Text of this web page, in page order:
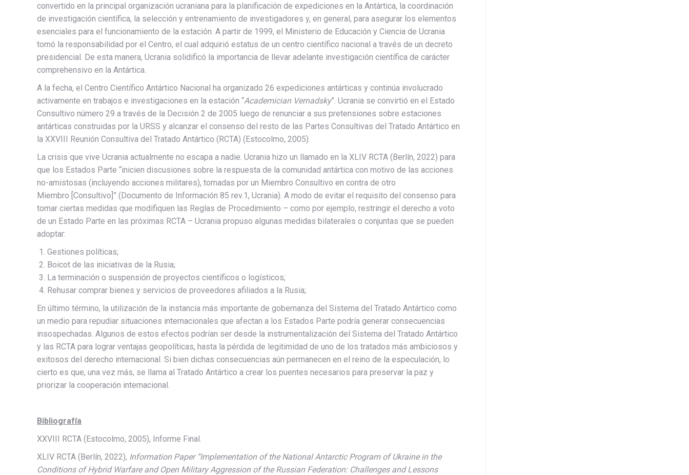
convertido en la principal organización ucraniana para la planificación de expediciones en la Antártica, la coordinación
de investigación científica, la selección y entrenamiento de investigadores y, en general, para asegurar los elementos
esenciales para el funcionamiento de la estación. A partir de 1999, el Ministerio de Educación y Ciencia de Ucrania
tomó la responsabilidad por el Centro, el cual adquirió estatus de un centro científico nacional a través de un decreto
presidencial. De esta manera, Ucrania solidificó la importancia de llevar adelante investigación científica de carácter
comprehensivo en la Antártica.
A la fecha, el Centro Científico Antártico Nacional ha organizado 26 expediciones antárticas y continúa involucrado
activamente en trabajos e investigaciones en la estación “Academician Vernadsky”. Ucrania se convirtió en el Estado
Consultivo número 29 a través de la Decisión 2 de 2005 luego de renunciar a sus pretensiones sobre estaciones
antárticas construidas por la URSS y alcanzar el consenso del resto de las Partes Consultivas del Tratado Antártico en
la XXVIII Reunión Consultiva del Tratado Antártico (RCTA) (Estocolmo, 2005).
La crisis que vive Ucrania actualmente no escapa a nadie. Ucrania hizo un llamado en la XLIV RCTA (Berlín, 2022) para
que los Estados Parte “inicien discusiones sobre la respuesta de la comunidad antártica con motivo de las acciones
no-amistosas (incluyendo acciones militares), tomadas por un Miembro Consultivo en contra de otro
Miembro [Consultivo]” (Documento de Información 85 rev.1, Ucrania). A modo de evitar el requisito del consenso para
tomar ciertas medidas que modifiquen las Reglas de Procedimiento – como por ejemplo, restringir el derecho a voto
de un Estado Parte en las próximas RCTA – Ucrania propuso algunas medidas bilaterales o conjuntas que se pueden
adoptar:
Gestiones políticas;
Boicot de las iniciativas de la Rusia;
La terminación o suspensión de proyectos científicos o logísticos;
Rehusar comprar bienes y servicios de proveedores afiliados a la Rusia;
En último término, la utilización de la instancia más importante de gobernanza del Sistema del Tratado Antártico como
un medio para repudiar situaciones internacionales que afectan a los Estados Parte podría generar consecuencias
insospechadas. Algunos de estos efectos podrían ser desde la instrumentalización del Sistema del Tratado Antártico
y las RCTA para lograr ventajas geopolíticas, hasta la pérdida de legitimidad de uno de los tratados más ambiciosos y
exitosos del derecho internacional. Si bien dichas consecuencias aún permanecen en el reino de la especulación, lo
cierto es que, una vez más, se llama al Tratado Antártico a crear los puentes necesarios para preservar la paz y
priorizar la cooperación internacional.
Bibliografía
XXVIII RCTA (Estocolmo, 2005), Informe Final.
XLIV RCTA (Berlín, 2022), Information Paper“Implementation of the National Antarctic Program of Ukraine in the
Conditions of Hybrid Warfare and Open Military Aggression of the Russian Federation: Challenges and Lessons